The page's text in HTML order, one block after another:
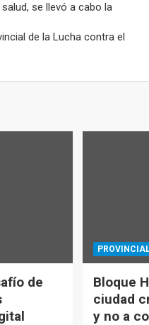
se llevó a cabo la
de la Lucha contra el
de
Bloque
ciudad
y no a